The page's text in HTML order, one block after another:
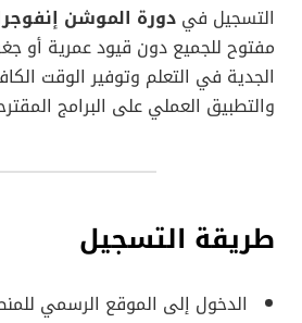
التسجيل في دورة الموشن
مفتوح للجميع دون قيود عمرية أو
الجدية في التعلم وتوفير الوقت
والتطبيق العملي على البرامج
طريقة التسجيل
الدخول إلى الموقع الرسمي